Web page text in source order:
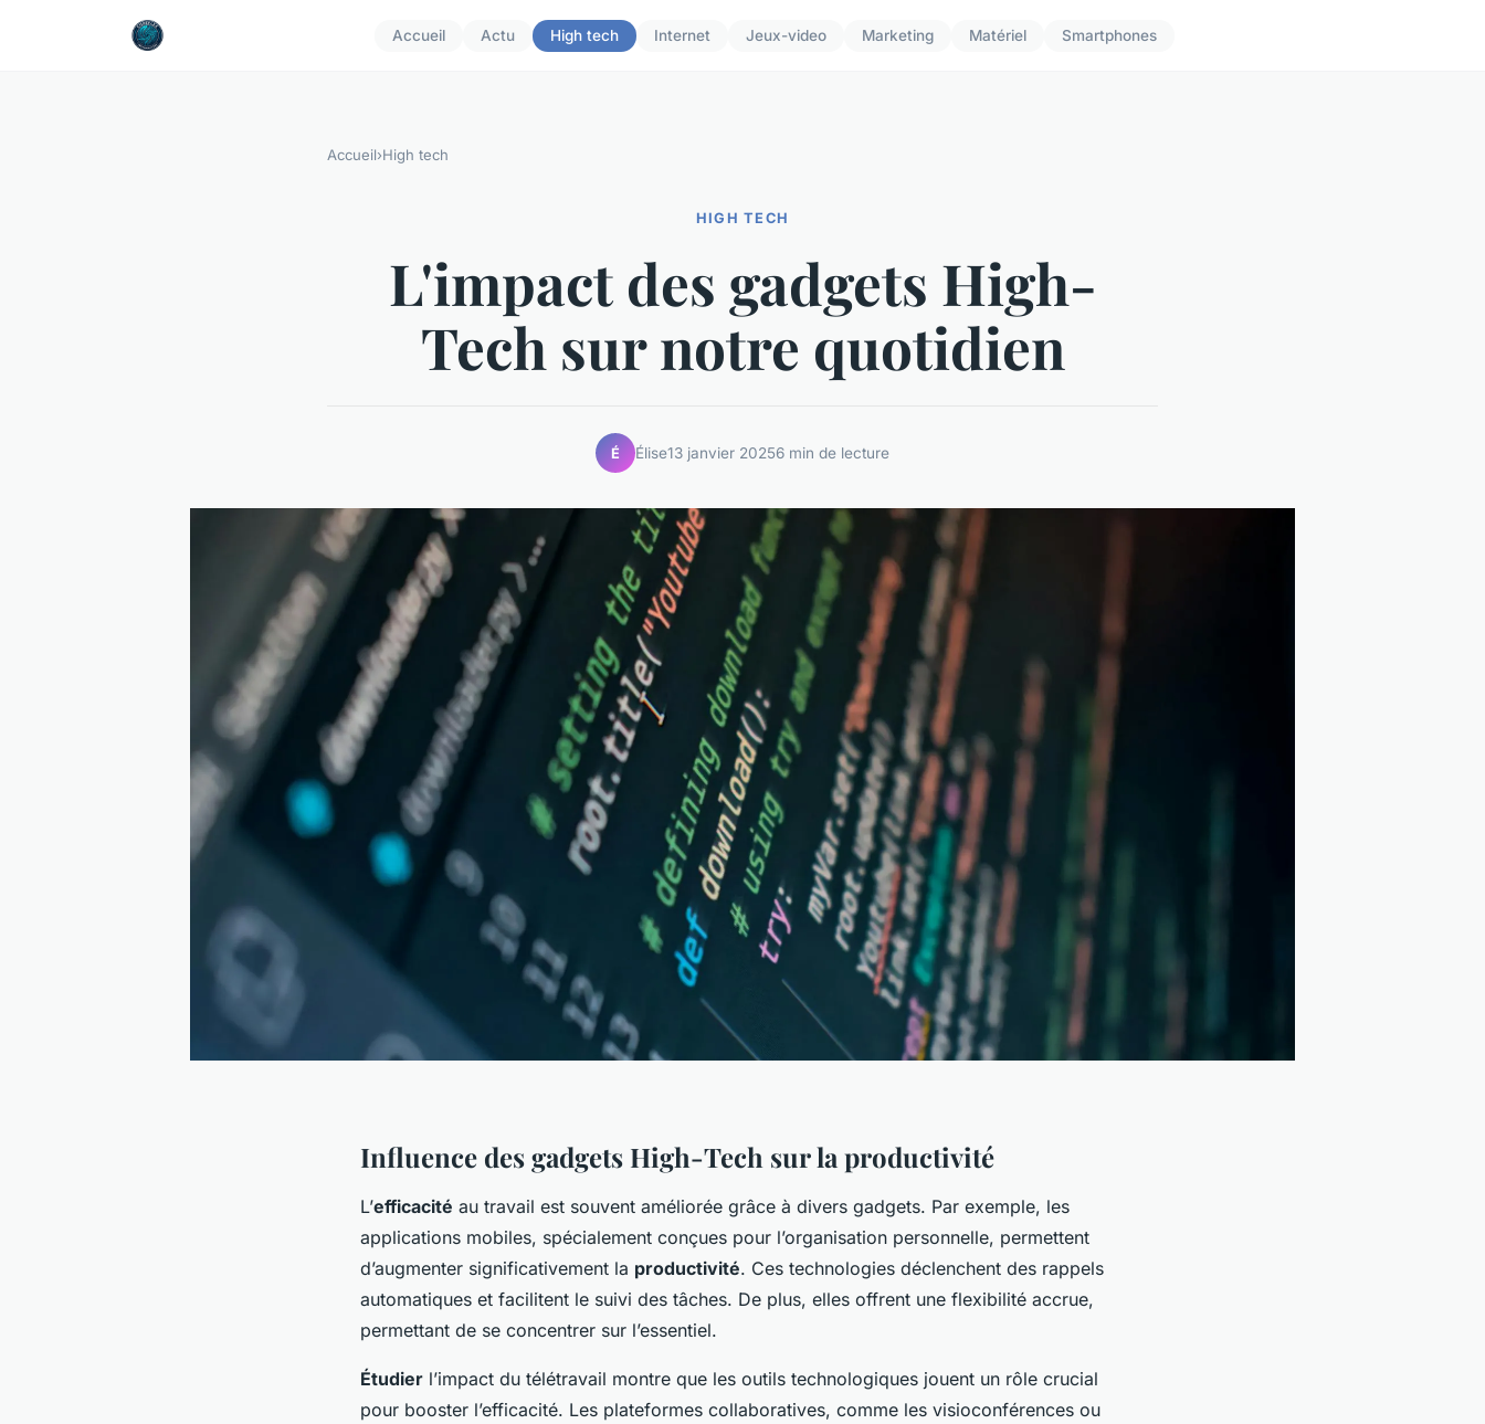
Accueil Actu High tech Internet Jeux-video Marketing Matériel Smartphones
Accueil›High tech
HIGH TECH
L'impact des gadgets High-
Tech sur notre quotidien
É Élise13 janvier 20256 min de lecture
Influence des gadgets High-Tech sur la productivité
L’efficacité au travail est souvent améliorée grâce à divers gadgets. Par exemple, les
applications mobiles, spécialement conçues pour l’organisation personnelle, permettent
d’augmenter significativement la productivité. Ces technologies déclenchent des rappels
automatiques et facilitent le suivi des tâches. De plus, elles offrent une flexibilité accrue,
permettant de se concentrer sur l’essentiel.
Étudier l’impact du télétravail montre que les outils technologiques jouent un rôle crucial
pour booster l’efficacité. Les plateformes collaboratives, comme les visioconférences ou